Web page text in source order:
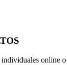
online